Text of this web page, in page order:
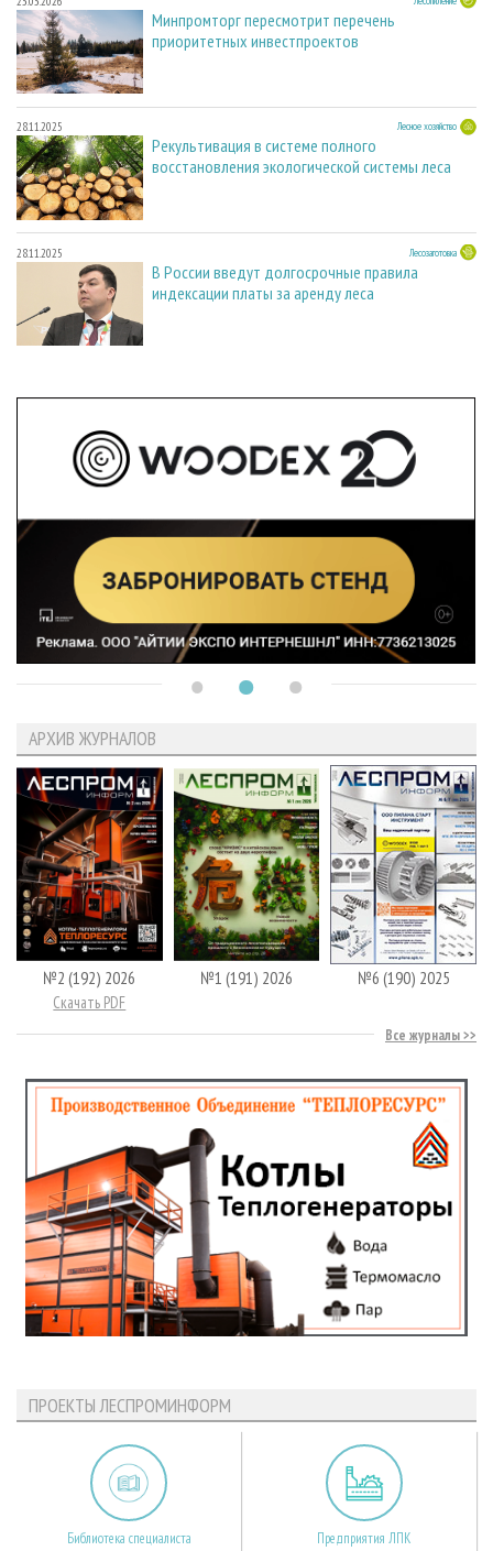
Минпромторг пересмотрит перечень
приоритетных инвестпроектов
28.11.2025 Лесное хозяйство
Рекультивация в системе полного
восстановления экологической системы леса
28.11.2025 Лесозаготовка
В России введут долгосрочные правила
индексации платы за аренду леса
АРХИВ ЖУРНАЛОВ
№2 (192) 2026
Скачать PDF
№1 (191) 2026 №6 (190) 2025
Все журналы
ПРОЕКТЫ ЛЕСПРОМИНФОРМ
Библиотека специалиста Предприятия ЛПК